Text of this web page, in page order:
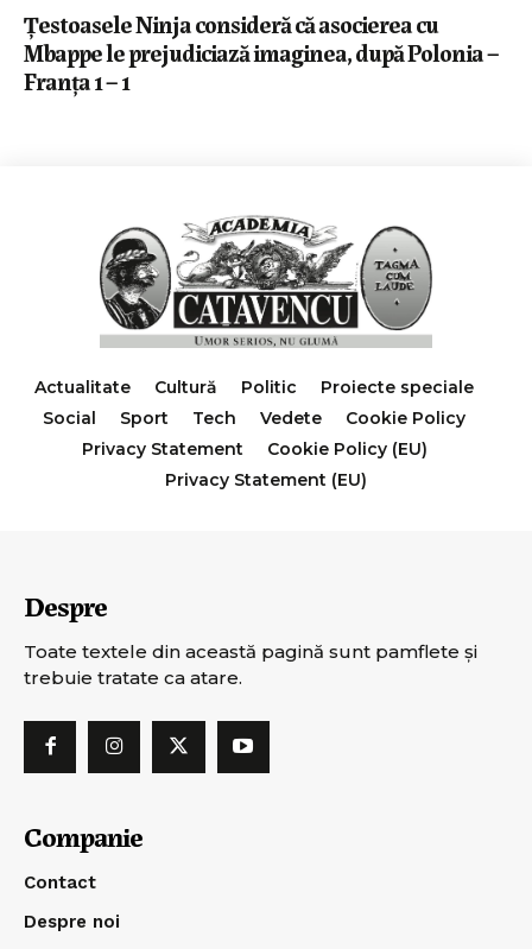
Țestoasele Ninja consideră că asocierea cu
Mbappe le prejudiciază imaginea, după Polonia –
Franța 1 – 1
Actualitate Cultură Politic
Proiecte speciale
Social
Sport Tech Vedete
Cookie Policy
Privacy Statement
Cookie Policy (EU)
Privacy Statement (EU)
Despre
Toate textele din această pagină sunt pamflete şi
trebuie tratate ca atare.
Companie
Contact
Despre noi